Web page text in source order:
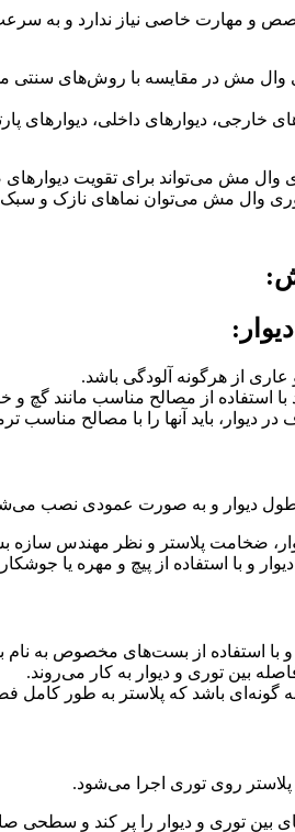
و مهارت خاصی نیاز ندارد و به
مش در مقایسه با روش‌های سنتی
خارجی، دیوارهای داخلی، دیوارهای
مش می‌تواند برای تقویت دیوارهای
توری وال مش می‌توان نماهای نازک و
از هرگونه آلودگی باشد.
با استفاده از مصالح مناسب مانند
دیوار، باید آنها را با مصالح مناسب
دیوار و به صورت عمودی نصب
ضخامت پلاستر و نظر مهندس سازه
و با استفاده از پیچ و مهره یا
استفاده از بست‌های مخصوص به نام
بین توری و دیوار به کار می‌روند.
گونه‌ای باشد که پلاستر به طور کامل
روی توری اجرا می‌شود.
بین توری و دیوار را پر کند و سطحی